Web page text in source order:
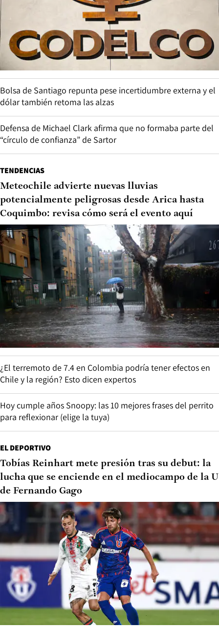
Bolsa de Santiago repunta pese incertidumbre externa y el
dólar también retoma las alzas
Defensa de Michael Clark afirma que no formaba parte del
“círculo de confianza” de Sartor
TENDENCIAS
Meteochile advierte nuevas lluvias
potencialmente peligrosas desde Arica hasta
Coquimbo: revisa cómo será el evento aquí
¿El terremoto de 7.4 en Colombia podría tener efectos en
Chile y la región? Esto dicen expertos
Hoy cumple años Snoopy: las 10 mejores frases del perrito
para reflexionar (elige la tuya)
EL DEPORTIVO
Tobías Reinhart mete presión tras su debut: la
lucha que se enciende en el mediocampo de la U
de Fernando Gago